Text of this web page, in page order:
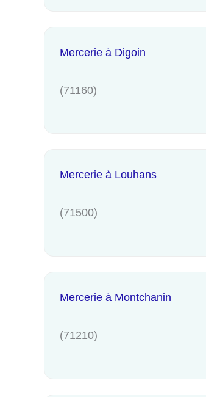
Mercerie à Digoin
(71160)
Mercerie à Louhans
(71500)
Mercerie à Montchanin
(71210)